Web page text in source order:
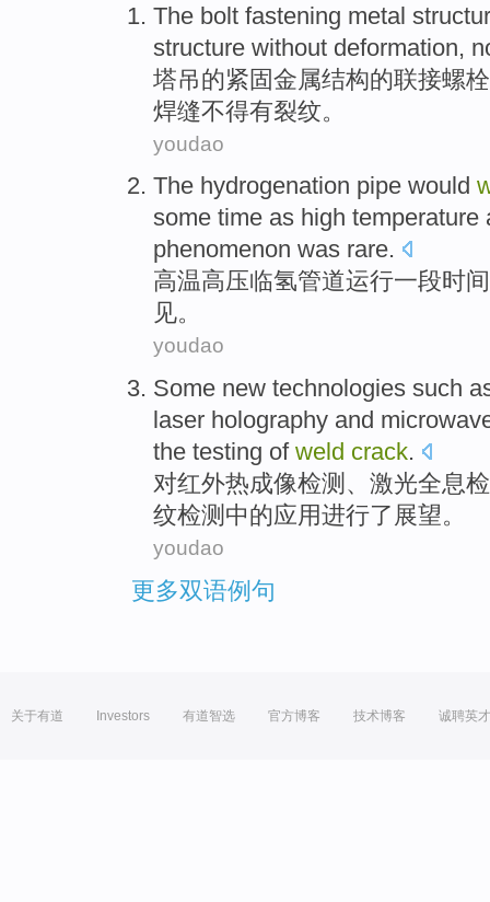
The bolt fastening metal
structure without deformation,
塔吊的紧固金属结构的联接螺栓
焊缝不得有裂纹。
youdao
The hydrogenation pipe would
some time as high temperature
phenomenon was rare.
高温高压临氢管道运行一段时
见。
youdao
Some new technologies such
laser holography and
the testing of weld crack.
对红外热成像检测 、 激光全息
纹检测 中的应用进行了展望。
youdao
更多双语例句
关于有道 Investors 有道智选 官方博客 技术博客 诚聘英才